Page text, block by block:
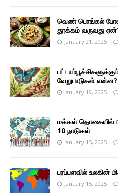
வெண் பொங்கல் போன்ற
தூக்கம் வருவது
January 21, 2025
வேறுபாடுகள் என்ன?
January 19, 2025
மக்கள் தொகையில்
10 நாடுகள்
January 15, 2025
பரப்பளவில் உலகின்
January 15, 2025